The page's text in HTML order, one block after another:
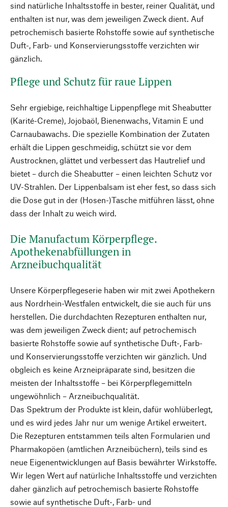
sind natürliche Inhaltsstoffe in bester, reiner Qualität, und
enthalten ist nur, was dem jeweiligen Zweck dient. Auf
petrochemisch basierte Rohstoffe sowie auf synthetische
Duft-, Farb- und Konservierungsstoffe verzichten wir
gänzlich.
Pflege und Schutz für raue Lippen
Sehr ergiebige, reichhaltige Lippenpflege mit Sheabutter
(Karité-Creme), Jojobaöl, Bienenwachs, Vitamin E und
Carnaubawachs. Die spezielle Kombination der Zutaten
erhält die Lippen geschmeidig, schützt sie vor dem
Austrocknen, glättet und verbessert das Hautrelief und
bietet – durch die Sheabutter – einen leichten Schutz vor
UV-Strahlen. Der Lippenbalsam ist eher fest, so dass sich
die Dose gut in der (Hosen-)Tasche mitführen lässt, ohne
dass der Inhalt zu weich wird.
Die Manufactum Körperpflege.
Apothekenabfüllungen in
Arzneibuchqualität
Unsere Körperpflegeserie haben wir mit zwei Apothekern
aus Nordrhein-Westfalen entwickelt, die sie auch für uns
herstellen. Die durchdachten Rezepturen enthalten nur,
was dem jeweiligen Zweck dient; auf petrochemisch
basierte Rohstoffe sowie auf synthetische Duft-, Farb-
und Konservierungsstoffe verzichten wir gänzlich. Und
obgleich es keine Arzneipräparate sind, besitzen die
meisten der Inhaltsstoffe – bei Körperpflegemitteln
ungewöhnlich – Arzneibuchqualität.
Das Spektrum der Produkte ist klein, dafür wohlüberlegt,
und es wird jedes Jahr nur um wenige Artikel erweitert.
Die Rezepturen entstammen teils alten Formularien und
Pharmakopöen (amtlichen Arzneibüchern), teils sind es
neue Eigenentwicklungen auf Basis bewährter Wirkstoffe.
Wir legen Wert auf natürliche Inhaltsstoffe und verzichten
daher gänzlich auf petrochemisch basierte Rohstoffe
sowie auf synthetische Duft-, Farb- und